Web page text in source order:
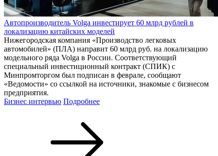
Автопроизводитель Volga инвестирует 60 млрд рублей в
локализацию китайских моделей
Нижегородская компания «Производство легковых
автомобилей» (ПЛА) направит 60 млрд руб. на локализацию
модельного ряда Volga в России. Соответствующий
специальный инвестиционный контракт (СПИК) с
Минпромторгом был подписан в феврале, сообщают
«Ведомости» со ссылкой на источники, знакомые с бизнесом
предприятия.
Бизнес интервью Подробнее